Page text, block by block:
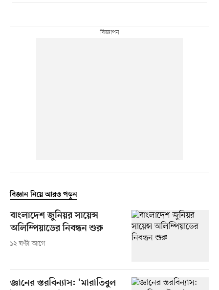
বিজ্ঞান নিয়ে আরও পড়ুন
বাংলাদেশ জুনিয়র সায়েন্স
অলিম্পিয়াডের নিবন্ধন শুরু
১২ ঘণ্টা আগে
জ্ঞানের স্তরবিন্যাস: ‘মারাতিবুল